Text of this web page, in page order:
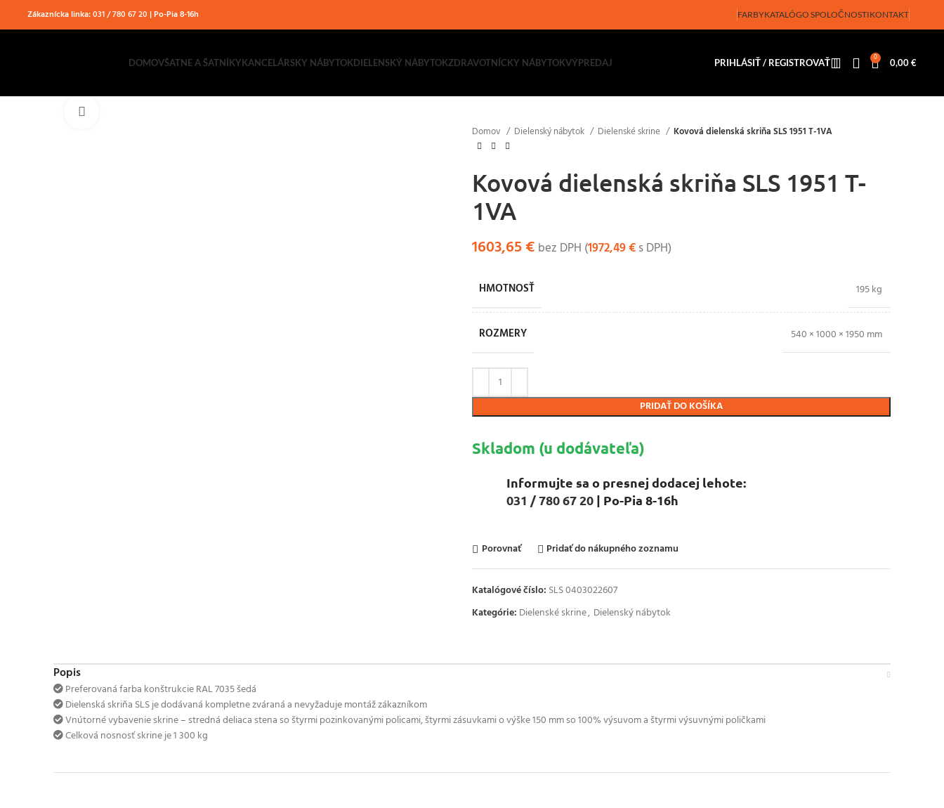
Zákaznícka linka:031 / 780 67 20 | Po-Pia 8-16h FARBYKATALÓGO SPOLOČNOSTIKONTAKT
DOMOVŠATNE A ŠATNÍKYKANCELÁRSKY NÁBYTOKDIELENSKÝ NÁBYTOKZDRAVOTNÍCKY NÁBYTOKVÝPREDAJ PRIHLÁSIŤ / REGISTROVAŤ 0 0,00€
Domov Dielenský nábytok Dielenské skrine Kovová dielenská skriňa SLS 1951 T-1VA
Kovová dielenská skriňa SLS 1951 T-
1VA
1603,65€ bez DPH (1972,49€s DPH)
HMOTNOSŤ 195 kg
ROZMERY 540 × 1000 × 1950 mm
PRIDAŤ DO KOŠÍKA
Skladom (u dodávateľa)
Informujte sa o presnej dodacej lehote:
031 / 780 67 20 | Po-Pia 8-16h
Porovnať Pridať do nákupného zoznamu
Katalógové číslo: SLS 0403022607
Kategórie: Dielenské skrine, Dielenský nábytok
Popis
Preferovaná farba konštrukcie RAL 7035 šedá
Dielenská skriňa SLS je dodávaná kompletne zváraná a nevyžaduje montáž zákazníkom
Vnútorné vybavenie skrine – stredná deliaca stena so štyrmi pozinkovanými policami, štyrmi zásuvkami o výške 150 mm so 100% výsuvom a štyrmi výsuvnými poličkami
Celková nosnosť skrine je 1 300 kg